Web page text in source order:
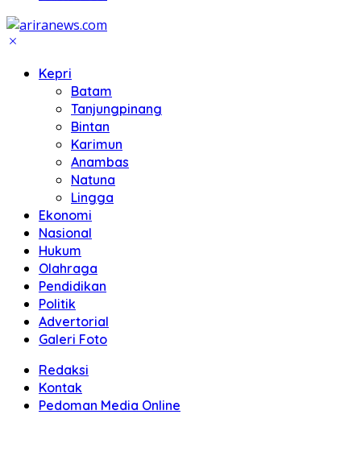
Kepri
Batam
Tanjungpinang
Bintan
Karimun
Anambas
Natuna
Lingga
Ekonomi
Nasional
Hukum
Olahraga
Pendidikan
Politik
Advertorial
Galeri Foto
Redaksi
Kontak
Pedoman Media Online